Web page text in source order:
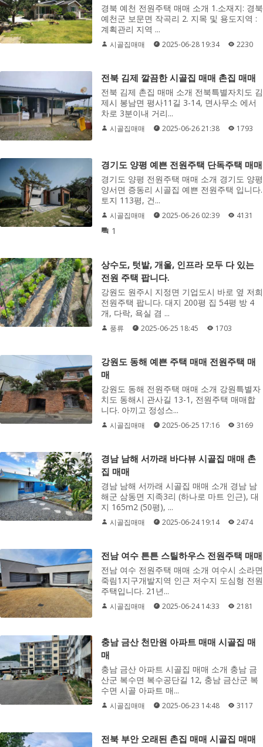
경북 예천 전원주택 매매 소개 1.소재지: 경북
예천군 보문면 작곡리 2. 지목 및 용도지역 :
계획관리 지역 ...
시골집매매 2025-06-28 19:34 2230
전북 김제 깔끔한 시골집 매매 촌집 매매
전북 김제 촌집 매매 소개 전북특별자치도 김
제시 봉남면 평사11길 3-14, 면사무소 에서
차로 3분이내 거리...
시골집매매 2025-06-26 21:38 1793
경기도 양평 예쁜 전원주택 단독주택 매매
경기도 양평 전원주택 매매 소개 경기도 양평
양서면 증동리 시골집 예쁜 전원주택 입니다.
토지 113평, 건...
시골집매매 2025-06-26 02:39 4131
1
상수도, 텃밭, 개울, 인프라 모두 다 있는
전원 주택 팝니다.
강원도 원주시 지정면 기업도시 바로 옆 저희
전원주택 팝니다. 대지 200평 집 54평 방 4
개, 다락, 욕실 겸 ...
풍류 2025-06-25 18:45 1703
강원도 동해 예쁜 주택 매매 전원주택 매
매
강원도 동해 전원주택 매매 소개 강원특별자
치도 동해시 관사길 13-1, 전원주택 매매합
니다. 아끼고 정성스...
시골집매매 2025-06-25 17:16 3169
경남 남해 서까래 바다뷰 시골집 매매 촌
집 매매
경남 남해 서까래 시골집 매매 소개 경남 남
해군 삼동면 지족3리 (하나로 마트 인근), 대
지 165m2 (50평), ...
시골집매매 2025-06-24 19:14 2474
전남 여수 튼튼 스틸하우스 전원주택 매매
전남 여수 전원주택 매매 소개 여수시 소라면
죽림1지구개발지역 인근 저수지 도심형 전원
주택입니다. 21년...
시골집매매 2025-06-24 14:33 2181
충남 금산 천만원 아파트 매매 시골집 매
매
충남 금산 아파트 시골집 매매 소개 충남 금
산군 복수면 복수공단길 12, 충남 금산군 복
수면 시골 아파트 매...
시골집매매 2025-06-23 14:48 3117
전북 부안 오래된 촌집 매매 시골집 매매